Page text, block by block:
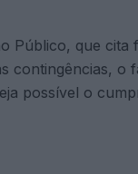
Público, que cita
contingências, o
possível o